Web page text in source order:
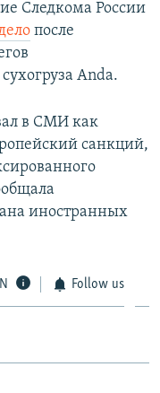
Следкома России
после
Anda.
в СМИ как
санкций,
иностранных
Follow us